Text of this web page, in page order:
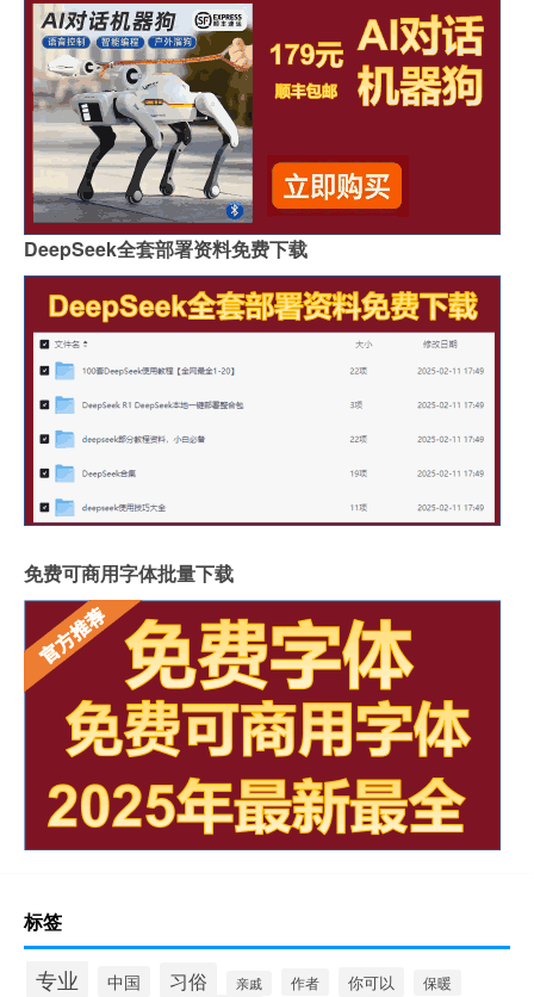
DeepSeek全套部署资料免费下载
免费可商用字体批量下载
标签
专业 中国 习俗 亲戚 作者 你可以 保暖